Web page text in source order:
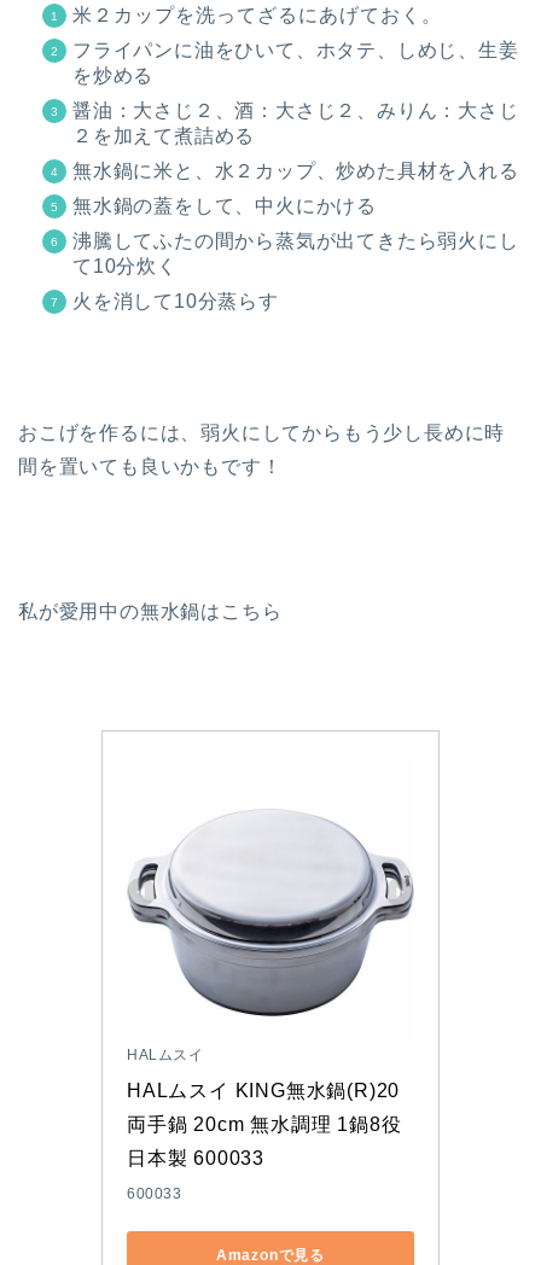
米２カップを洗ってざるにあげておく。
フライパンに油をひいて、ホタテ、しめじ、生姜
を炒める
醤油：大さじ２、酒：大さじ２、みりん：大さじ
２を加えて煮詰める
無水鍋に米と、水２カップ、炒めた具材を入れる
無水鍋の蓋をして、中火にかける
沸騰してふたの間から蒸気が出てきたら弱火にし
て10分炊く
火を消して10分蒸らす
おこげを作るには、弱火にしてからもう少し長めに時
間を置いても良いかもです！
私が愛用中の無水鍋はこちら
HALムスイ
HALムスイ KING無水鍋(R)20
両手鍋 20cm 無水調理 1鍋8役
日本製 600033
600033
Amazonで見る